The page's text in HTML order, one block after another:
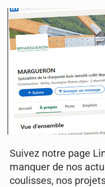
Suivez notre page
manquer de nos
coulisses, nos